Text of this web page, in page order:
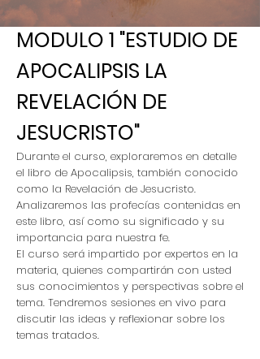
MODULO 1 "ESTUDIO DE
APOCALIPSIS LA
REVELACIÓN DE
JESUCRISTO"
Durante el curso, exploraremos en detalle
el libro de Apocalipsis, también conocido
como la Revelación de Jesucristo.
Analizaremos las profecías contenidas en
este libro, así como su significado y su
importancia para nuestra fe.
El curso será impartido por expertos en la
materia, quienes compartirán con usted
sus conocimientos y perspectivas sobre el
tema. Tendremos sesiones en vivo para
discutir las ideas y reflexionar sobre los
temas tratados.